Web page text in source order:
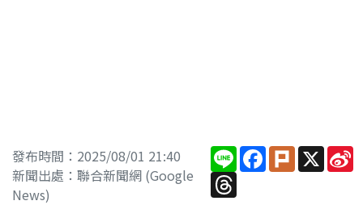
發布時間：2025/08/01 21:40
新聞出處：聯合新聞網 (Google
News)
LineFacebook
PlurkX
Threads